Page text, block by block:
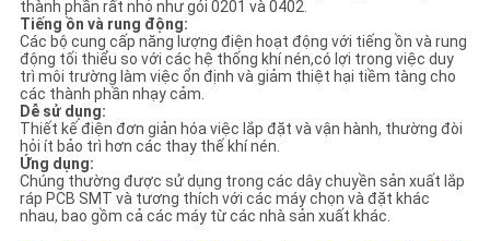
thành phần rất nhỏ như gói 0201 và 0402.
Tiếng ồn và rung động:
Các bộ cung cấp năng lượng điện hoạt động với tiếng ồn và rung
động tối thiểu so với các hệ thống khí nén,có lợi trong việc duy
trì môi trường làm việc ổn định và giảm thiệt hại tiềm tàng cho
các thành phần nhạy cảm.
Dễ sử dụng:
Thiết kế điện đơn giản hóa việc lắp đặt và vận hành, thường đòi
hỏi ít bảo trì hơn các thay thế khí nén.
Ứng dụng:
Chúng thường được sử dụng trong các dây chuyền sản xuất lắp
ráp PCB SMT và tương thích với các máy chọn và đặt khác
nhau, bao gồm cả các máy từ các nhà sản xuất khác.